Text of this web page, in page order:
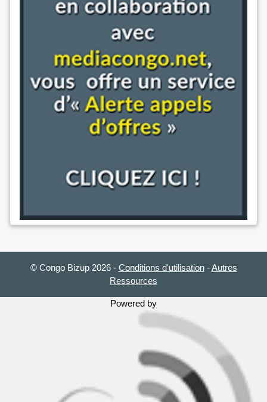
© Congo Bizup 2026 - Conditions d'utilisation-Autres
Ressources
Powered by